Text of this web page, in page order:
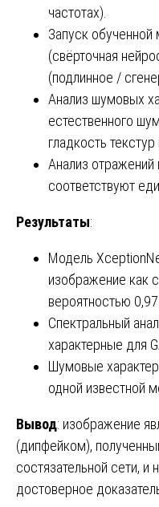
частотах).
Запуск
(свёрточная
(подлинное /
Анализ шумовых
естественного
гладкость
Анализ отражений
соответствуют
Результаты:
Модель
изображение как
вероятностью 0,97.
Спектральный
характерные для
Шумовые
одной известной
Вывод: изображение
(дипфейком),
состязательной сети,
достоверное